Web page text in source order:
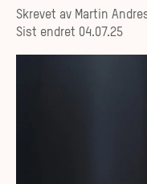
Skrevet av Martin
Sist endret 04.07.25